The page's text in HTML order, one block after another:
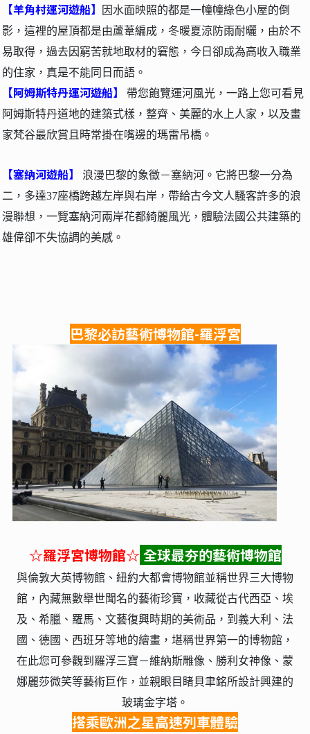
【羊角村運河遊船】
因水面映照的都是一幢幢綠色小屋的倒
影，這裡的屋頂都是由蘆葦編成，冬暖夏涼防雨耐曬，由於不
易取得，過去因窮苦就地取材的窘態，今日卻成為高收入職業
的住家，真是不能同日而語。
【阿姆斯特丹運河遊船】
帶您飽覽運河風光，一路上您可看見
阿姆斯特丹道地的建築式樣，整齊、美麗的水上人家，以及畫
家梵谷最欣賞且時常掛在嘴邊的瑪雷吊橋。
【塞納河遊船】
浪漫巴黎的象徵－塞納河。它將巴黎一分為
二，多達37座橋跨越左岸與右岸，帶給古今文人騷客許多的浪
漫聯想，一覽塞納河兩岸花都綺麗風光，體驗法國公共建築的
雄偉卻不失協調的美感。
巴黎必訪藝術博物館-羅浮宮
☆羅浮宮博物館☆ 全球最夯的藝術博物館
與倫敦大英博物館、紐約大都會博物館並稱世界三大博物
館，內藏無數舉世聞名的藝術珍寶，收藏從古代西亞、埃
及、希臘、羅馬、文藝復興時期的美術品，到義大利、法
國、德國、西班牙等地的繪畫，堪稱世界第一的博物館，
在此您可參觀到羅浮三寶－維納斯雕像、勝利女神像、蒙
娜麗莎微笑等藝術巨作，並親眼目睹貝聿銘所設計興建的
玻璃金字塔。
搭乘歐洲之星高速列車體驗